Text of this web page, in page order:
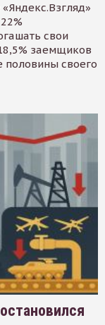
свои
заемщиков
своего